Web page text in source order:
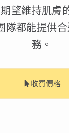
望維持肌膚
隊都能提供
務。
收費價格